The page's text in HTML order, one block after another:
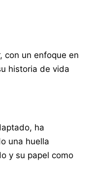
con un enfoque en
historia de vida
ha
una huella
y su papel como